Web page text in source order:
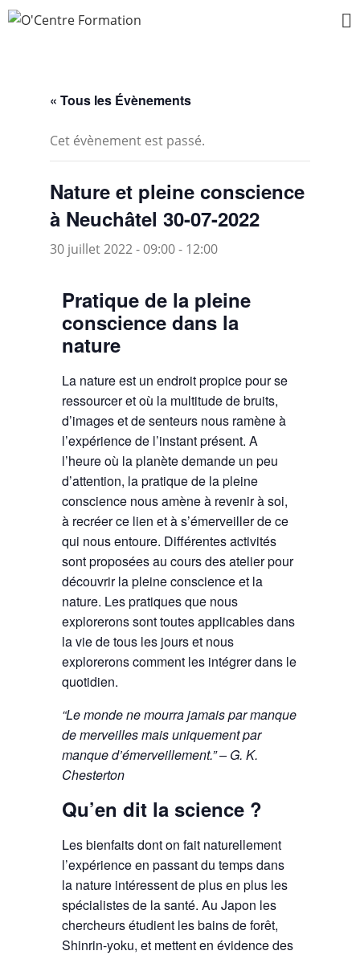
« Tous les Évènements
Cet évènement est passé.
Nature et pleine conscience
à Neuchâtel 30-07-2022
30 juillet 2022 - 09:00- 12:00
Pratique de la pleine
conscience dans la
nature
La nature est un endroit propice pour se
ressourcer et où la multitude de bruits,
d’images et de senteurs nous ramène à
l’expérience de l’instant présent. A
l’heure où la planète demande un peu
d’attention, la pratique de la pleine
conscience nous amène à revenir à soi,
à recréer ce lien et à s’émerveiller de ce
qui nous entoure. Différentes activités
sont proposées au cours des atelier pour
découvrir la pleine conscience et la
nature. Les pratiques que nous
explorerons sont toutes applicables dans
la vie de tous les jours et nous
explorerons comment les intégrer dans le
quotidien.
“Le monde ne mourra jamais par manque
de merveilles mais uniquement par
manque d’émerveillement.” – G. K.
Chesterton
Qu’en dit la science ?
Les bienfaits dont on fait naturellement
l’expérience en passant du temps dans
la nature intéressent de plus en plus les
spécialistes de la santé. Au Japon les
chercheurs étudient les bains de forêt,
Shinrin-yoku, et mettent en évidence des